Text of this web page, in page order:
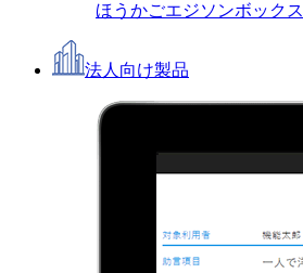
ほうかごエジソンボックス
法人向け製品